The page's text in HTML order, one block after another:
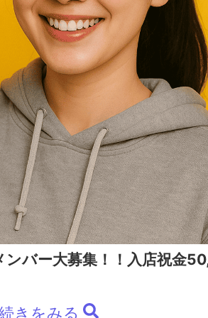
ンバー大募集！！入店祝金
きをみる